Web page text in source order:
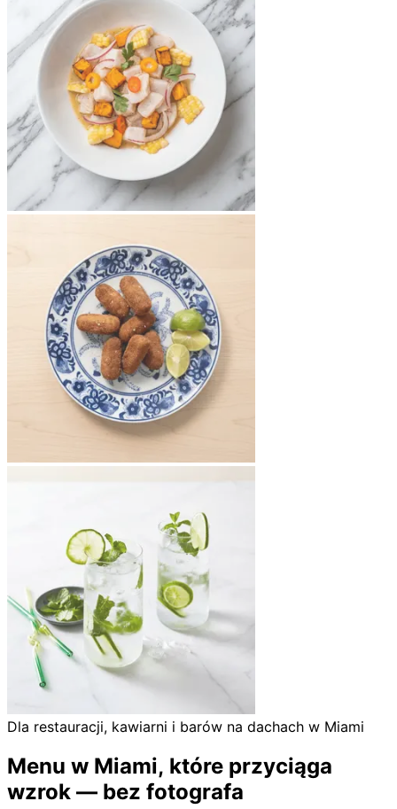
Dla restauracji, kawiarni i barów na dachach w Miami
Menu w Miami, które przyciąga
wzrok — bez fotografa